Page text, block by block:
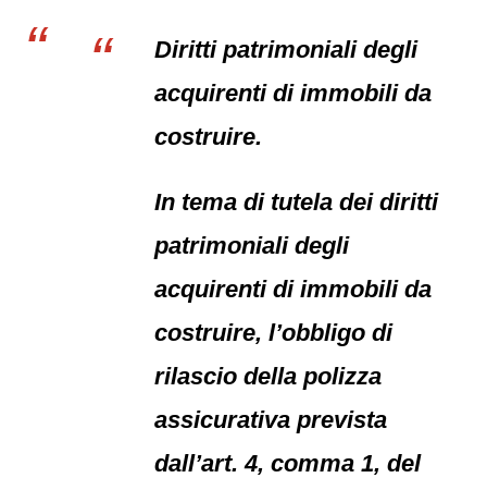
Diritti patrimoniali degli
acquirenti di immobili da
costruire.
In tema di tutela dei diritti
patrimoniali degli
acquirenti di immobili da
costruire, l’obbligo di
rilascio della polizza
assicurativa prevista
dall’art. 4, comma 1, del